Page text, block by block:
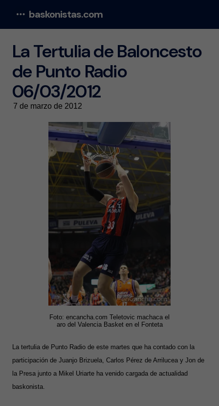
baskonistas.com
La Tertulia de Baloncesto
de Punto Radio
06/03/2012
7 de marzo de 2012
Foto: encancha.com Teletovic machaca el
aro del Valencia Basket en el Fonteta
La tertulia de Punto Radio de este martes que ha contado con la
participación de Juanjo Brizuela, Carlos Pérez de Arrilucea y Jon de
la Presa junto a Mikel Uriarte ha venido cargada de actualidad
baskonista.